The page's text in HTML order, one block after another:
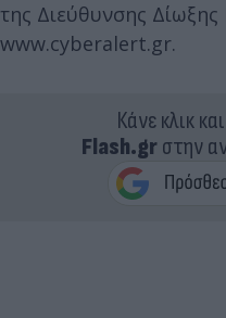
της Διεύθυνσης
www.cyberalert.gr.
Κάνε κλικ
Flash.grστην